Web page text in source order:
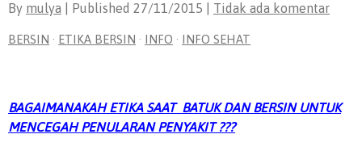
By mulya | Published 27/11/2015 Tidak ada komentar
BERSIN · ETIKA BERSIN · INFO · INFO SEHAT
BAGAIMANAKAH ETIKA SAAT BATUK DAN BERSIN UNTUK
MENCEGAH PENULARAN PENYAKIT ???